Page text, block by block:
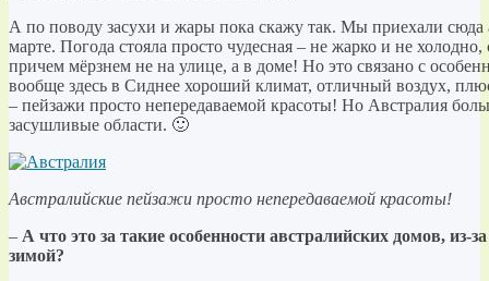
А по поводу засухи и жары пока скажу так. Мы приехали сюда
марте. Погода стояла просто чудесная – не жарко и не
причем мёрзнем не на улице, а в доме! Но это связано с
вообще здесь в Сиднее хороший климат, отличный воздух,
– пейзажи просто непередаваемой красоты! Но Австралия
засушливые области. 🙂
Австралийские пейзажи просто непередаваемой красоты!
– А что это за такие особенности австралийских домов, из-
зимой?